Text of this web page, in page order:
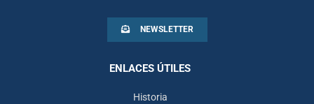
NEWSLETTER
ENLACES ÚTILES
Historia